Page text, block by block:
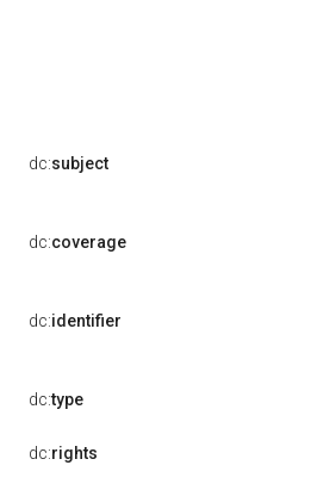
dc:subject
dc:coverage
dc:identifier
dc:type
dc:rights